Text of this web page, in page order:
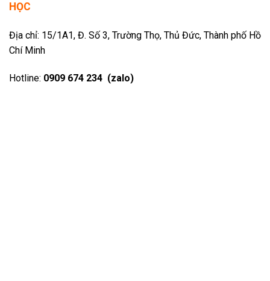
HỌC
Địa chỉ: 15/1A1, Đ. Số 3, Trường Thọ, Thủ Đức, Thành phố Hồ
Chí Minh
Hotline: 0909 674 234 (zalo)